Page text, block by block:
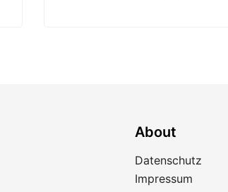
About
Datenschutz
Impressum